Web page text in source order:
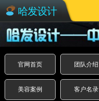
哈发设计
官网首页 团队介绍
美容案例 客户名录